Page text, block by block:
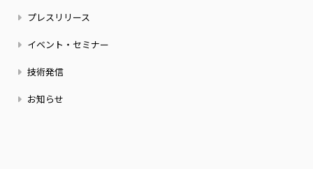
ジ
ニ
ー
ス
プレスリリース
イベント・セミナー
技術発信
お知らせ